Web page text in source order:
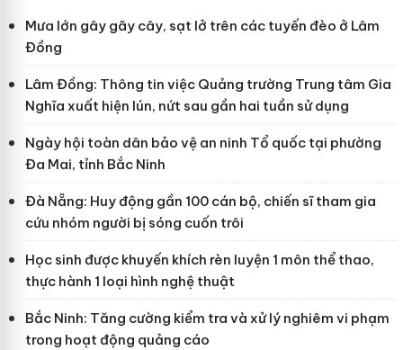
Mưa lớn gây gãy cây, sạt lở trên các tuyến đèo ở Lâm
Đồng
Lâm Đồng: Thông tin việc Quảng trường Trung tâm Gia
Nghĩa xuất hiện lún, nứt sau gần hai tuần sử dụng
Ngày hội toàn dân bảo vệ an ninh Tổ quốc tại phường
Đa Mai, tỉnh Bắc Ninh
Đà Nẵng: Huy động gần 100 cán bộ, chiến sĩ tham gia
cứu nhóm người bị sóng cuốn trôi
Học sinh được khuyến khích rèn luyện 1 môn thể thao,
thực hành 1 loại hình nghệ thuật
Bắc Ninh: Tăng cường kiểm tra và xử lý nghiêm vi phạm
trong hoạt động quảng cáo